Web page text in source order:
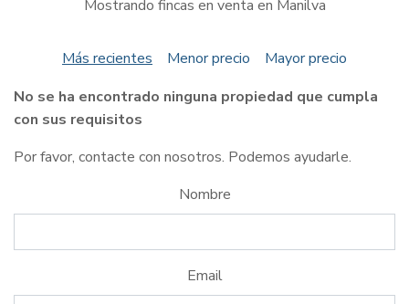
Mostrando fincas en venta en Manilva
Más recientes Menor precio
Mayor precio
No se ha encontrado ninguna propiedad que cumpla
con sus requisitos
Por favor, contacte con nosotros. Podemos ayudarle.
Nombre
Email